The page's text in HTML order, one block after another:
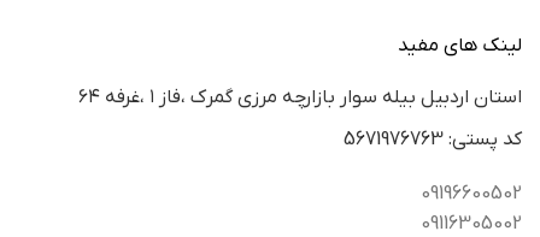
لینک های مفید
استان اردبيل بيله سوار بازارچه مرزي گمرك ،فاز ١ ،غرفه ٦٤
كد پستي: 5671976763
09196600502
09116305002